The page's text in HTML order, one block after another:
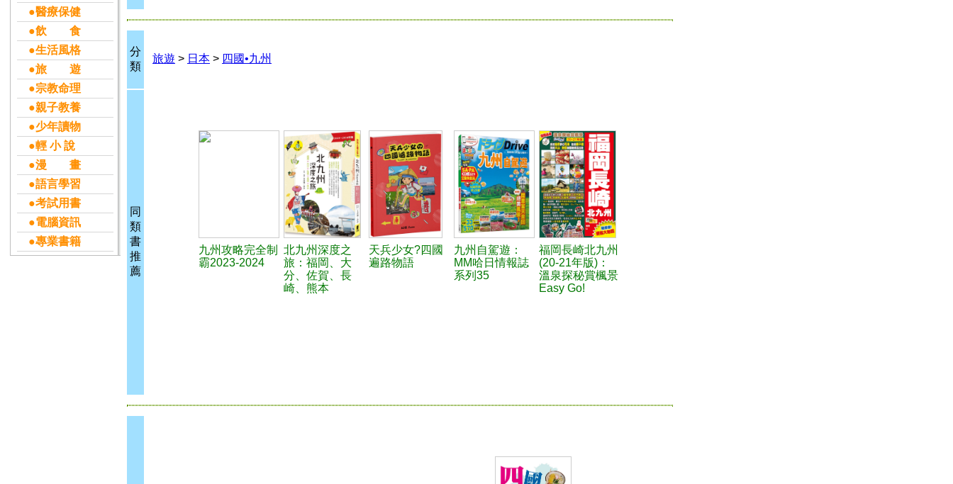
●醫療保健
●飲 食
●生活風格
●旅 遊
●宗教命理
●親子教養
●少年讀物
●輕 小 說
●漫 畫
●語言學習
●考試用書
●電腦資訊
●專業書籍
分
類
旅遊 > 日本 > 四國•九州
同
類
書
推
薦
九州攻略完全制
霸2023-2024
北九州深度之
旅：福岡、大
分、佐賀、長
崎、熊本
天兵少女?四國
遍路物語
九州自駕遊：
MM哈日情報誌
系列35
福岡長崎北九州
(20-21年版)：
溫泉探秘賞楓景
Easy Go!